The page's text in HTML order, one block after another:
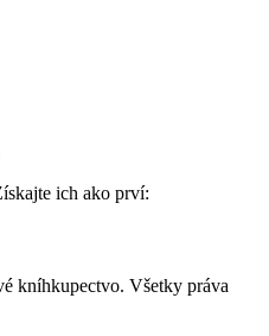
ich ako prví:
kníhkupectvo. Všetky práva